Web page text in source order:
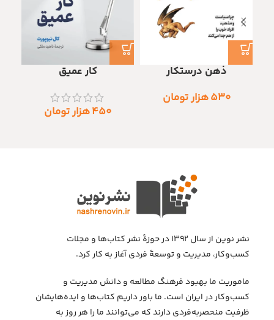
ذهن درستکار
۵۳۰هزار تومان
کار عمیق
۴۵۰هزار تومان
نشر نوین از سال ۱۳۹۲ در حوزهٔ نشر کتاب‌ها و مجلات
کسب‌وکار، مدیریت و توسعهٔ فردی آغاز به کار کرد.
ماموریت ما بهبود فرهنگ مطالعه و دانش مدیریت و
کسب‌وکار در ایران است. ما باور داریم کتاب‌ها و ایده‌هایشان
ظرفیت منحصربه‌فردی دارند که می‌توانند ما را هر روز به